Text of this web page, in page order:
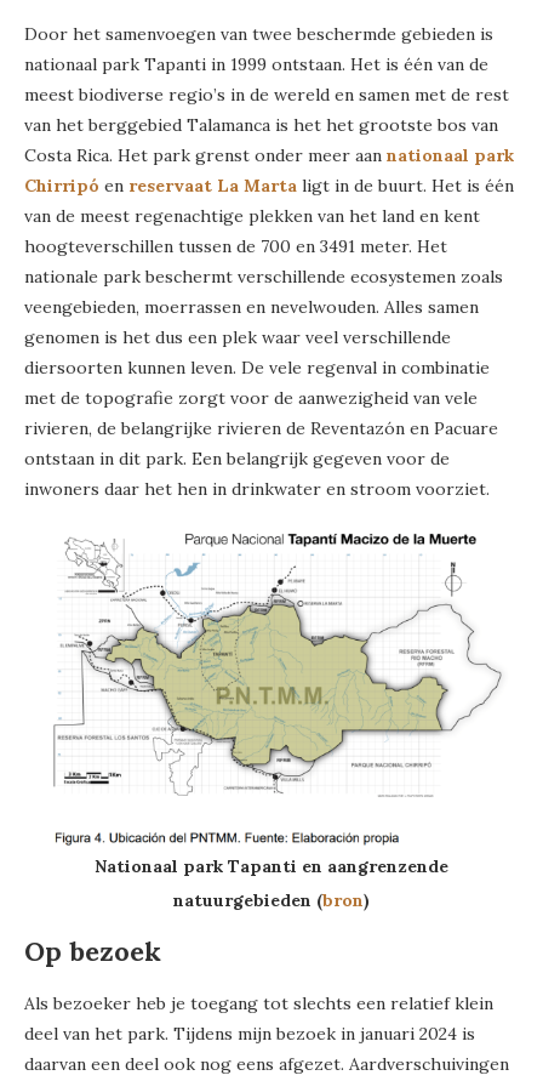
Door het samenvoegen van twee beschermde gebieden is
nationaal park Tapanti in 1999 ontstaan. Het is één van de
meest biodiverse regio’s in de wereld en samen met de rest
van het berggebied Talamanca is het het grootste bos van
Costa Rica. Het park grenst onder meer aan nationaal park
Chirripó en reservaat La Marta ligt in de buurt. Het is één
van de meest regenachtige plekken van het land en kent
hoogteverschillen tussen de 700 en 3491 meter. Het
nationale park beschermt verschillende ecosystemen zoals
veengebieden, moerrassen en nevelwouden. Alles samen
genomen is het dus een plek waar veel verschillende
diersoorten kunnen leven. De vele regenval in combinatie
met de topografie zorgt voor de aanwezigheid van vele
rivieren, de belangrijke rivieren de Reventazón en Pacuare
ontstaan in dit park. Een belangrijk gegeven voor de
inwoners daar het hen in drinkwater en stroom voorziet.
Nationaal park Tapanti en aangrenzende
natuurgebieden (bron)
Op bezoek
Als bezoeker heb je toegang tot slechts een relatief klein
deel van het park. Tijdens mijn bezoek in januari 2024 is
daarvan een deel ook nog eens afgezet. Aardverschuivingen